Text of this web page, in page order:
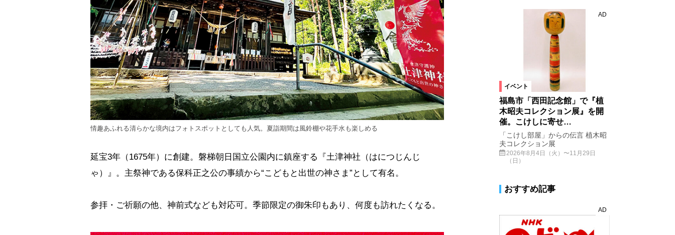
情趣あふれる清らかな境内はフォトスポットとしても人気。夏詣期間は風鈴棚や花手水も楽しめる
延宝3年（1675年）に創建。磐梯朝日国立公園内に鎮座する『土津神社（はにつじんじ
ゃ）』。主祭神である保科正之公の事績から“こどもと出世の神さま”として有名。
参拝・ご祈願の他、神前式なども対応可。季節限定の御朱印もあり、何度も訪れたくなる。
イベント
AD
福島市「西田記念館」で『植
木昭夫コレクション展』を開
催。こけしに寄せ…
「こけし部屋」からの伝言 植木昭
夫コレクション展
2026年8月4日（火）〜11月29日
（日）
おすすめ記事
AD